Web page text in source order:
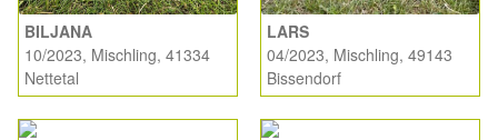
BILJANA
10/2023, Mischling, 41334
Nettetal
LARS
04/2023, Mischling, 49143
Bissendorf